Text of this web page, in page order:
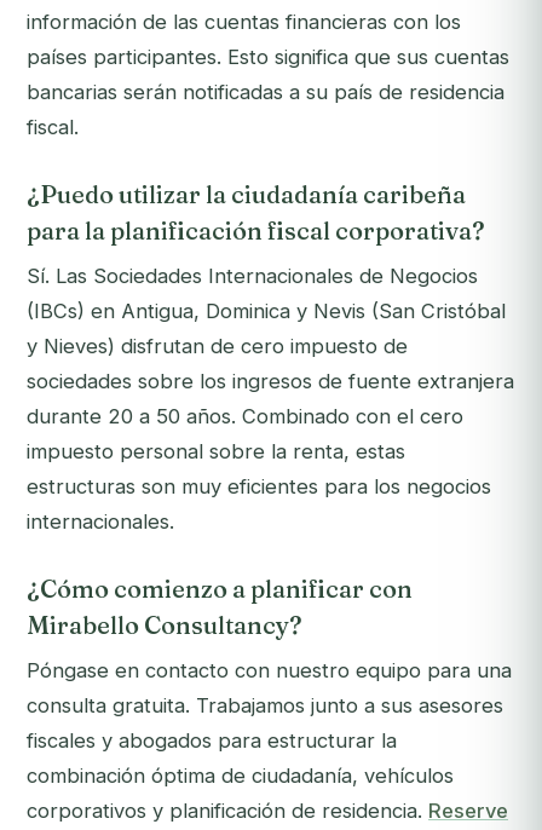
información de las cuentas financieras con los
países participantes. Esto significa que sus cuentas
bancarias serán notificadas a su país de residencia
fiscal.
¿Puedo utilizar la ciudadanía caribeña
para la planificación fiscal corporativa?
Sí. Las Sociedades Internacionales de Negocios
(IBCs) en Antigua, Dominica y Nevis (San Cristóbal
y Nieves) disfrutan de cero impuesto de
sociedades sobre los ingresos de fuente extranjera
durante 20 a 50 años. Combinado con el cero
impuesto personal sobre la renta, estas
estructuras son muy eficientes para los negocios
internacionales.
¿Cómo comienzo a planificar con
Mirabello Consultancy?
Póngase en contacto con nuestro equipo para una
consulta gratuita. Trabajamos junto a sus asesores
fiscales y abogados para estructurar la
combinación óptima de ciudadanía, vehículos
corporativos y planificación de residencia. Reserve